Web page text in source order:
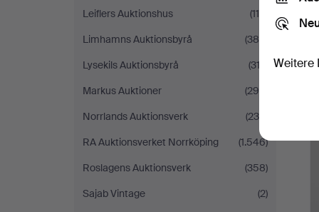
Leiflers Auktionshus
(114)
Limhamns Auktionsbyrå
(385)
Lysekils Auktionsbyrå
(313)
Markus Auktioner
(298)
Norrlands Auktionsverk
(239)
RA Auktionsverket Norrköping
(1.546)
Roslagens Auktionsverk
(358)
Sajab Vintage
(2)
Weitere